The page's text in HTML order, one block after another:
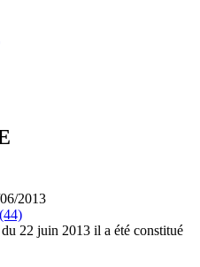
2013
22 juin 2013 il a été constitué